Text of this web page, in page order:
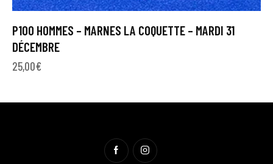
P100 HOMMES – MARNES LA COQUETTE – MARDI 31
DÉCEMBRE
25,00€